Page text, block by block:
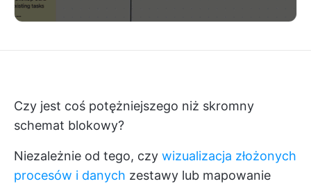
Czy jest coś potężniejszego niż skromny
schemat blokowy?
Niezależnie od tego, czy wizualizacja złożonych
procesów i danych zestawy lub mapowanie